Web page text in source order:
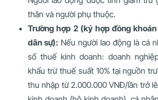
thân và người phụ thuộc.
Trường hợp 2 (ký hợp đồng
dân sự): Nếu người lao động là cá
số thuế kinh doanh: doanh
khấu trừ thuế suất 10% tại nguồn
thu nhập từ 2.000.000 VNĐ/lần trở